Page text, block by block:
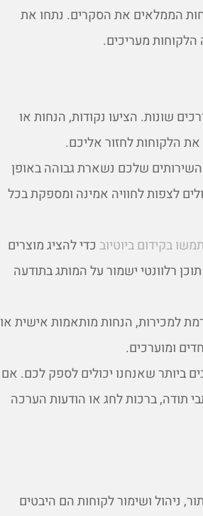
הממלאים את הסקרים. נתחו את
מעריכים.
שונות. הציעו נקודות, הנחות או
הלקוחות לחזור אליכם.
שלכם נשארת גבוהה באופן
לצפות לחוויה אמינה ומספקת בכל
בקידום ביוטיובכדי להציג מוצרים
רלוונטי ישמור על המותג בתודעה
למכירות, הנחות מותאמות אישית או
ומוערכים.
ביותר שאנחנו יכולים לספק לכם. אם
תודה, ברכות לחג או הודעות הערכה
ניהול ושימור לקוחות הם היבטים